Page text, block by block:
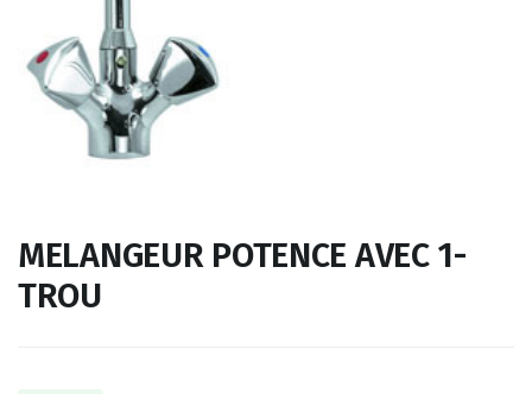
MELANGEUR POTENCE AVEC 1-
TROU